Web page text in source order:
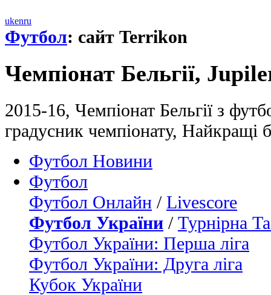
ukenru
Футбол: сайт Terrikon
Чемпіонат Бельгії,
2015-16, Чемпіонат Бельгії з
градусник чемпіонату, Найкращі
Футбол Новини
Футбол
Футбол Онлайн / Livescore
Футбол України / Турнірна
Футбол України: Перша ліга
Футбол України: Друга ліга
Кубок України